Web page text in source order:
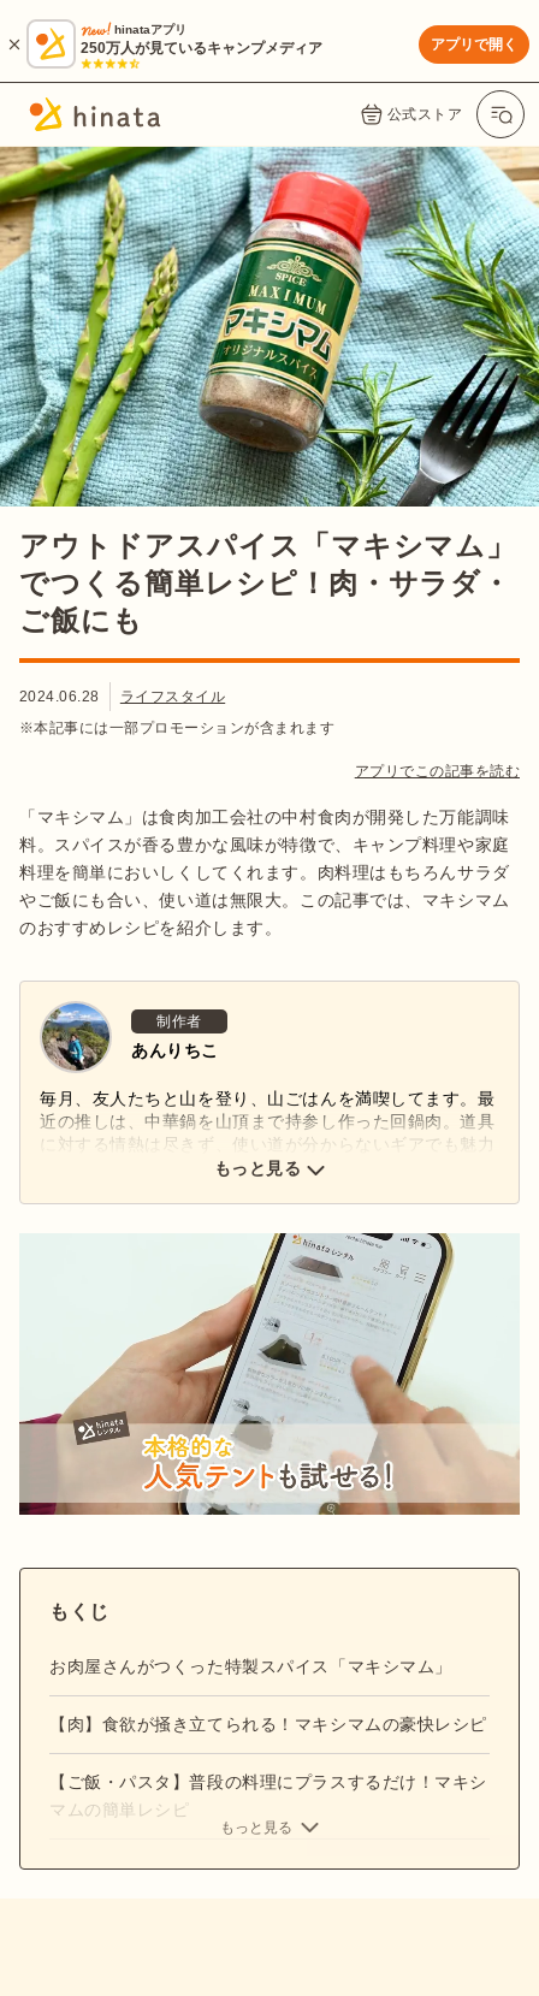
hinataアプリ
250万人が見ているキャンプメディア アプリで開く
公式ストア
アウトドアスパイス「マキシマム」
でつくる簡単レシピ！肉・サラダ・
ご飯にも
2024.06.28
ライフスタイル
※本記事には一部プロモーションが含まれます
アプリでこの記事を読む
「マキシマム」は食肉加工会社の中村食肉が開発した万能調味
料。スパイスが香る豊かな風味が特徴で、キャンプ料理や家庭
料理を簡単においしくしてくれます。肉料理はもちろんサラダ
やご飯にも合い、使い道は無限大。この記事では、マキシマム
のおすすめレシピを紹介します。
制作者
あんりちこ
毎月、友人たちと山を登り、山ごはんを満喫してます。最
近の推しは、中華鍋を山頂まで持参し作った回鍋肉。道具
に対する情熱は尽きず、使い道が分からないギアでも魅力
を感じてしまいます。「軽いのは正義」のはずが、なぜか
ルフやロードバイクなど、アウトドア活動全般に興味があ
り、旅行を通じて新たな発見を求めるのが好きです。
もっと見る
もくじ
お肉屋さんがつくった特製スパイス「マキシマム」
【肉】食欲が掻き立てられる！マキシマムの豪快レシピ
【ご飯・パスタ】普段の料理にプラスするだけ！マキシ
マムの簡単レシピ
もっと見る